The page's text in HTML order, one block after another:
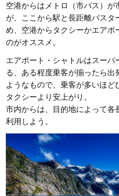
空港からはメトロ（市バス）が
が、ここから駅と長距離バスタ
め、空港からタクシーかエアポ
のがオススメ。
エアポート・シャトルはスーパ
る、ある程度乗客が揃ったら
ようなもので、乗客が多いほど
タクシーより安上がり。
市内からは、目的地によって各
利用しよう。